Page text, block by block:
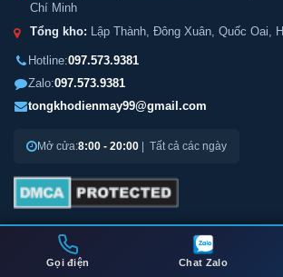
Gọi điện Chat Zalo
Chí Minh
Tổng kho: Lập Thành, Đông Xuân, Quốc Oai,
Hotline:097.573.9381
Zalo:097.573.9381
tongkhodienmay99@gmail.com
Mở cửa:8:00 - 20:00 | Tất cả các ngày
© 2026Két Sắt 99 – Tổng kho két sắt chính hãng.